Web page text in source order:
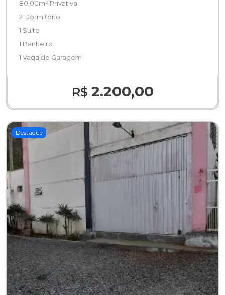
80,00m² Privativa
2 Dormitório
1 Suíte
1 Banheiro
1 Vaga de Garagem
R$ 2.200,00
Destaque